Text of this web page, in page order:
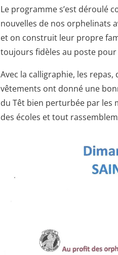
Le programme s’est déroulé
nouvelles de nos orphelinats
et on construit leur propre
toujours fidèles au poste
Avec la calligraphie, les
vêtements ont donné une
du Têt bien perturbée par les
des écoles et tout